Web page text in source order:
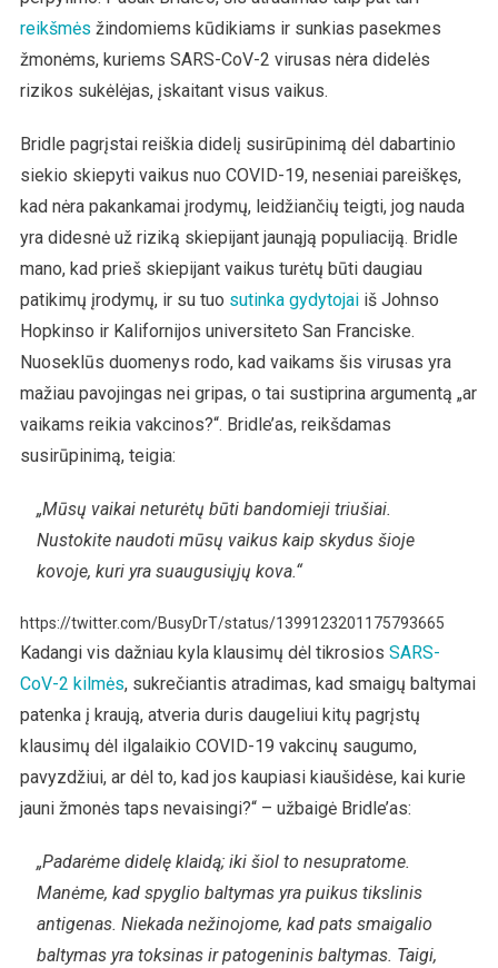
reikšmės žindomiems kūdikiams ir sunkias pasekmes
žmonėms, kuriems SARS-CoV-2 virusas nėra didelės
rizikos sukėlėjas, įskaitant visus vaikus.
Bridle pagrįstai reiškia didelį susirūpinimą dėl dabartinio
siekio skiepyti vaikus nuo COVID-19, neseniai pareiškęs,
kad nėra pakankamai įrodymų, leidžiančių teigti, jog nauda
yra didesnė už riziką skiepijant jaunąją populiaciją. Bridle
mano, kad prieš skiepijant vaikus turėtų būti daugiau
patikimų įrodymų, ir su tuo sutinka gydytojaiiš Johnso
Hopkinso ir Kalifornijos universiteto San Franciske.
Nuoseklūs duomenys rodo, kad vaikams šis virusas yra
mažiau pavojingas nei gripas, o tai sustiprina argumentą „ar
vaikams reikia vakcinos?“. Bridle’as, reikšdamas
susirūpinimą, teigia:
„Mūsų vaikai neturėtų būti bandomieji triušiai.
Nustokite naudoti mūsų vaikus kaip skydus šioje
kovoje, kuri yra suaugusiųjų kova.“
https://twitter.com/BusyDrT/status/1399123201175793665
Kadangi vis dažniau kyla klausimų dėl tikrosios SARS-
CoV-2 kilmės, sukrečiantis atradimas, kad smaigų baltymai
patenka į kraują, atveria duris daugeliui kitų pagrįstų
klausimų dėl ilgalaikio COVID-19 vakcinų saugumo,
pavyzdžiui, ar dėl to, kad jos kaupiasi kiaušidėse, kai kurie
jauni žmonės taps nevaisingi?“ – užbaigė Bridle’as:
„Padarėme didelę klaidą; iki šiol to nesupratome.
Manėme, kad spyglio baltymas yra puikus tikslinis
antigenas. Niekada nežinojome, kad pats smaigalio
baltymas yra toksinas ir patogeninis baltymas. Taigi,